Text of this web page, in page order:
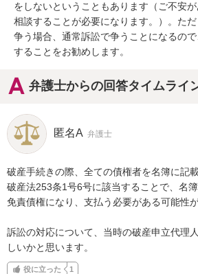
をしないということもあります（ご不安
相談することが必要になります。）。た
争う場合、通常訴訟で争うことになるの
することをお勧めします。
弁護士からの回答タイムライ
匿名A 弁護士
破産手続きの際、全ての債権者を名簿に記
破産法253条1号6号に該当することで、名
免責債権になり、支払う必要がある可能性が
訴訟の対応について、当時の破産申立代理
しいかと思います。
役に立った 1